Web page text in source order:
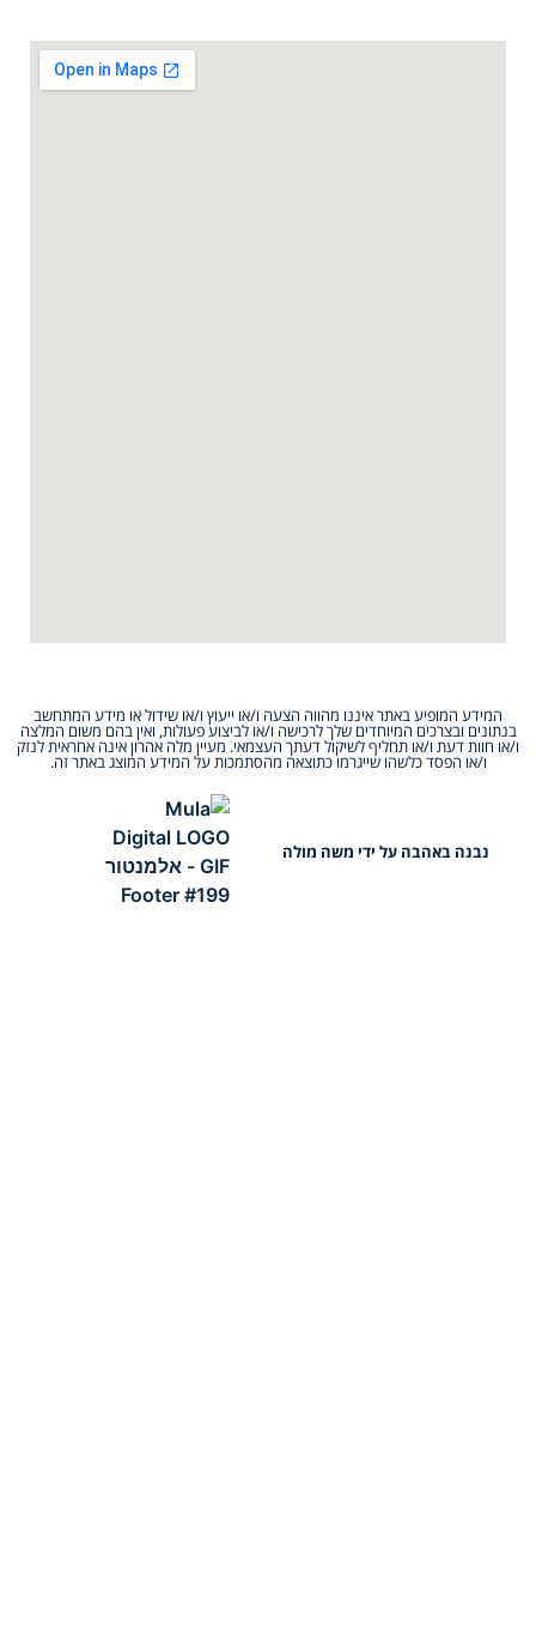
המידע המופיע באתר איננו מהווה הצעה ו/או ייעוץ ו/או שידול או מידע המתחשב
בנתונים ובצרכים המיוחדים שלך לרכישה ו/או לביצוע פעולות, ואין בהם משום המלצה
ו/או חוות דעת ו/או תחליף לשיקול דעתך העצמאי. מעיין מלה אהרון אינה אחראית לנזק
ו/או הפסד כלשהו שייגרמו כתוצאה מהסתמכות על המידע המוצג באתר זה.
נבנה באהבה על ידי משה מולה